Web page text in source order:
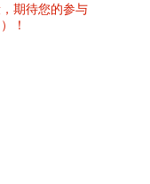
期待您的参与
！